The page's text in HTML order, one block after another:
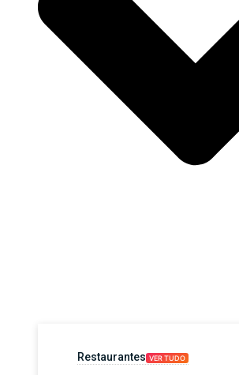
Restaurantes VER TUDO